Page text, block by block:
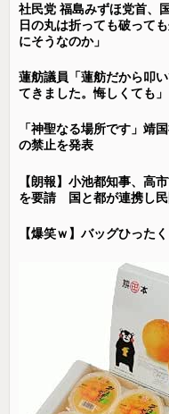
社民党 福島みずほ党首、
日の丸は折っても破って
にそうなのか」
蓮舫議員「蓮舫だから叩
てきました。悔しくても」
「神聖なる場所です」靖
の禁止を発表
【朗報】小池都知事、高
を要請 国と都が連携し民
【爆笑ｗ】バッグひった